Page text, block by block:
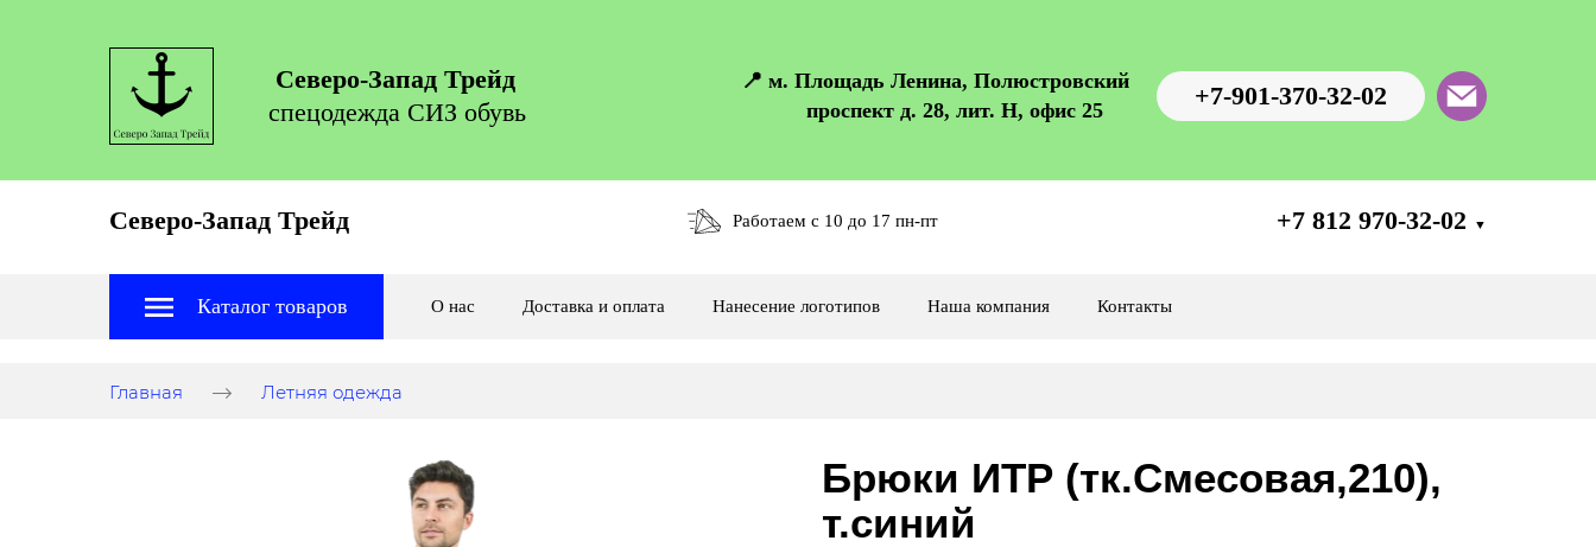
Северо-Запад Трейд
спецодежда СИЗ обувь
+7-901-370-32-02
📍 м. Площадь Ленина, Полюстровский
проспект д. 28, лит. Н, офис 25
Северо-Запад Трейд Работаем с 10 до 17 пн-пт +7 812 970-32-02 ▼
Каталог товаров О нас Доставка и оплата Нанесение логотипов Наша компания Контакты
Главная Летняя одежда
Брюки ИТР (тк.Смесовая,210),
т.синий